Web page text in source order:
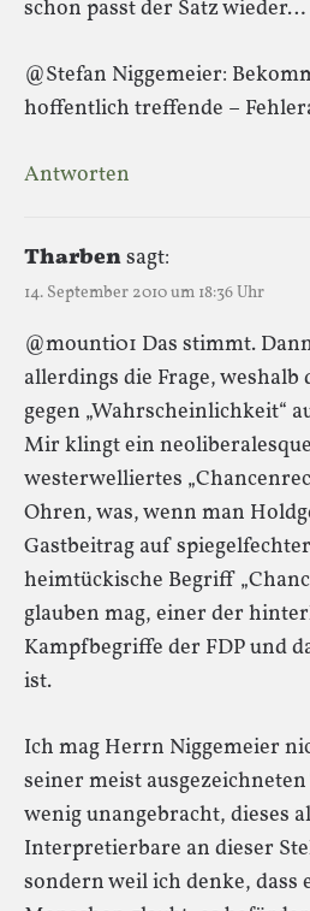
schon passt der Satz wieder…
@Stefan Niggemeier:
hoffentlich treffende –
Antworten
Tharbensagt:
14. September 2010 um 18:36 Uhr
@mounti01 Das stimmt.
allerdings die Frage, weshalb
gegen „Wahrscheinlichkeit“
Mir klingt ein
westerwelliertes
Ohren, was, wenn man
Gastbeitrag auf
heimtückische Begriff
glauben mag, einer der
Kampfbegriffe der FDP und
ist.
Ich mag Herrn Niggemeier
seiner meist ausgezeichneten
wenig unangebracht, dieses
Interpretierbare an dieser
sondern weil ich denke, dass